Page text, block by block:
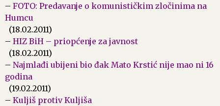
– FOTO: Predavanje o komunističkim zločinima na
Humcu
(18.02.2011)
– HIZ BiH – priopćenje za javnost
(18.02.2011)
– Najmlađi ubijeni bio đak Mato Krstić nije mao ni 16
godina
(19.02.2011)
– Kuljiš protiv Kuljiša